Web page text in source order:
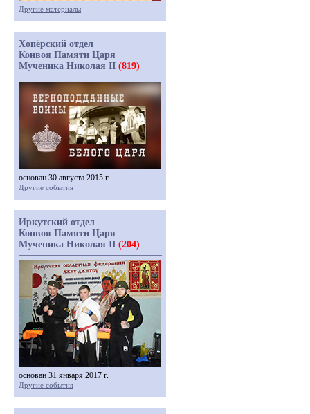
Другие материалы
Хопёрский отдел
Конвоя Памяти Царя
Мученика Николая II (819)
основан 30 августа 2015 г.
Другие события
Иркутский отдел
Конвоя Памяти Царя
Мученика Николая II (204)
основан 31 января 2017 г.
Другие события